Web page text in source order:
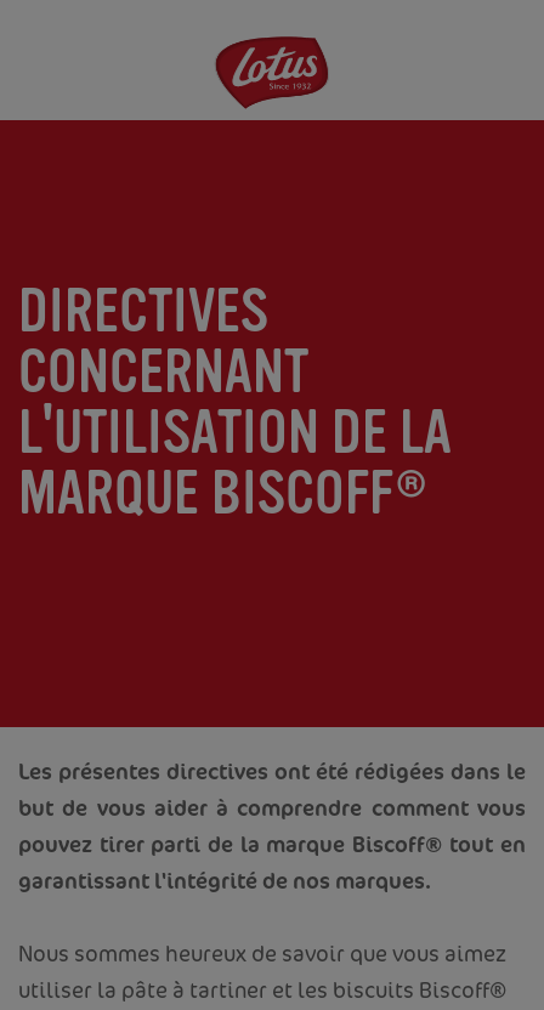
principal
DIRECTIVES
CONCERNANT
L'UTILISATION DE LA
MARQUE BISCOFF®
Les présentes directives ont été rédigées dans le
but de vous aider à comprendre comment vous
pouvez tirer parti de la marque Biscoff® tout en
garantissant l'intégrité de nos marques.
Nous sommes heureux de savoir que vous aimez
utiliser la pâte à tartiner et les biscuits Biscoff®